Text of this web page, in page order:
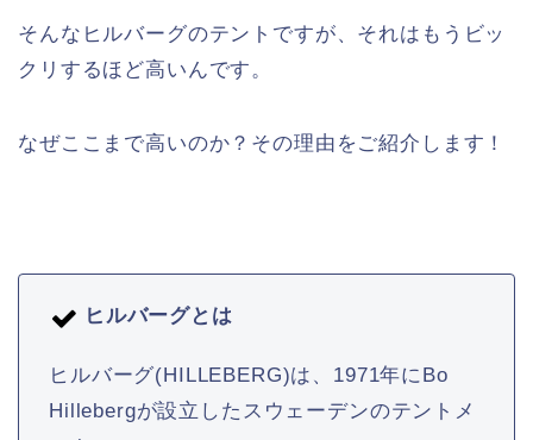
そんなヒルバーグのテントですが、それはもうビッ
クリするほど高いんです。
なぜここまで高いのか？その理由をご紹介します！
ヒルバーグとは
ヒルバーグ(HILLEBERG)は、1971年にBo
Hillebergが設立したスウェーデンのテントメ